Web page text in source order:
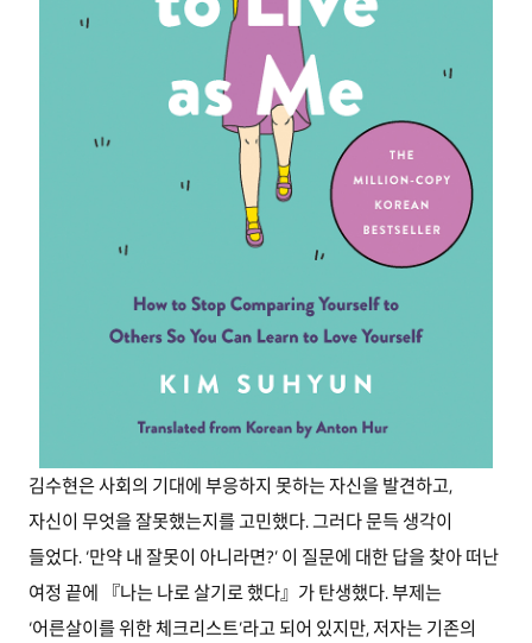
김수현은 사회의 기대에 부응하지 못하는 자신을 발견하고,
자신이 무엇을 잘못했는지를 고민했다. 그러다 문득 생각이
들었다. ‘만약 내 잘못이 아니라면?’ 이 질문에 대한 답을 찾아 떠난
여정 끝에 『나는 나로 살기로 했다』가 탄생했다. 부제는
‘어른살이를 위한 체크리스트’라고 되어 있지만, 저자는 기존의